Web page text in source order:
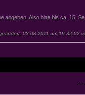
abgeben. Also bitte bis ca. 15.
03.08.2011 um 19:32:02